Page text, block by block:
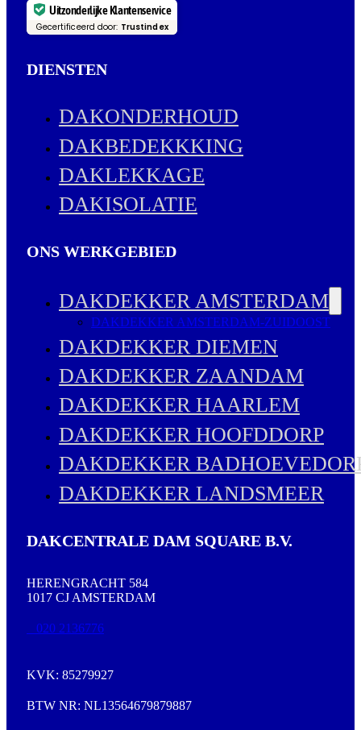
Uitzonderlijke Klantenservice
Gecertificeerd door: Trustindex
DIENSTEN
DAKONDERHOUD
DAKBEDEKKKING
DAKLEKKAGE
DAKISOLATIE
ONS WERKGEBIED
DAKDEKKER AMSTERDAM
DAKDEKKER AMSTERDAM-ZUIDOOST
DAKDEKKER DIEMEN
DAKDEKKER ZAANDAM
DAKDEKKER HAARLEM
DAKDEKKER HOOFDDORP
DAKDEKKER
DAKDEKKER LANDSMEER
DAKCENTRALE DAM SQUARE B.V.
HERENGRACHT 584
1017 CJ AMSTERDAM
020 2136776
KVK: 85279927
BTW NR: NL13564679879887